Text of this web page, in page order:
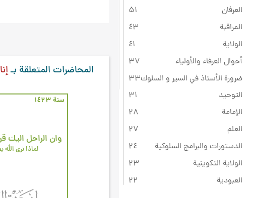
العرفان
۵۱
المراقبة
٤۳
الولاية
٤۱
أحوال العرفاء والأولياء
۳۷
ضرورة الأستاذ في السير و السلوك۳۳
التوحيد
۳۱
الإمامة
۲۸
العلم
۲۷
الدستورات والبرامج السلوكية
۲٤
الولاية التكوينية
۲۳
العبودية
۲۲
المحاضرات المتعلقة بـ
سنة ۱٤۲۳
وان الراحل اليك
لماذا نرى الله